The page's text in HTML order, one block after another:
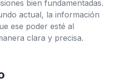
bien fundamentadas.
actual, la información
ese poder esté al
clara y precisa.